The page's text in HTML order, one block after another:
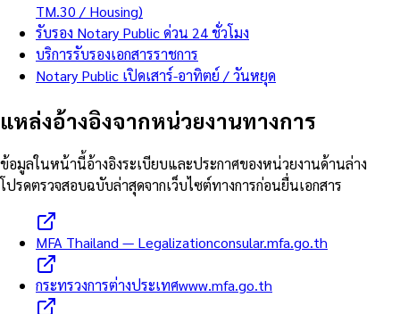
TM.30 / Housing)
รับรอง Notary Public ด่วน 24 ชั่วโมง
บริการรับรองเอกสารราชการ
Notary Public เปิดเสาร์-อาทิตย์ / วันหยุด
แหล่งอ้างอิงจากหน่วยงานทางการ
ข้อมูลในหน้านี้อ้างอิงระเบียบและประกาศของหน่วยงานด้านล่าง
โปรดตรวจสอบฉบับล่าสุดจากเว็บไซต์ทางการก่อนยื่นเอกสาร
MFA Thailand — Legalizationconsular.mfa.go.th
กระทรวงการต่างประเทศwww.mfa.go.th